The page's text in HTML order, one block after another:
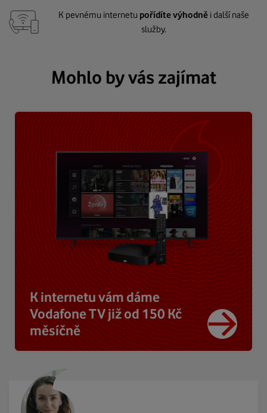
K pevnému internetu pořídíte výhodně i další naše
služby.
Mohlo by vás zajímat
K internetu vám dáme
Vodafone TV již od 150 Kč
měsíčně